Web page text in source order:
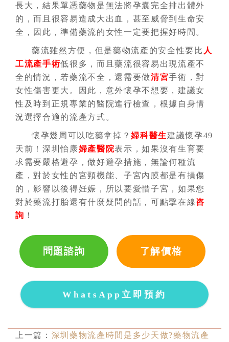
長大，結果單憑藥物是無法將孕囊完全排出體外
的，而且很容易造成大出血，甚至威脅到生命安
全，因此，準備藥流的女性一定要把握好時間。
藥流雖然方便，但是藥物流產的安全性要比 人
工流產手術低很多，而且藥流很容易出現流產不
全的情況，若藥流不全，還需要做清宮手術，對
女性傷害更大。因此，意外懷孕不想要，建議女
性及時到正規專業的醫院進行檢查，根據自身情
況選擇合適的流產方式。
懷孕幾周可以吃藥拿掉？婦科醫生建議懷孕49
天前！深圳怡康婦產醫院表示，如果沒有生育要
求需要嚴格避孕，做好避孕措施，無論何種流
產，對於女性的宮頸機能、子宮內膜都是有損傷
的，影響以後得妊娠，所以要愛惜子宮，如果您
對於藥流打胎還有什麼疑問的話，可點擊在線咨
詢 ！
問題諮詢 了解價格
WhatsApp立即預約
上一篇： 深圳藥物流產時間是多少天做?藥物流產